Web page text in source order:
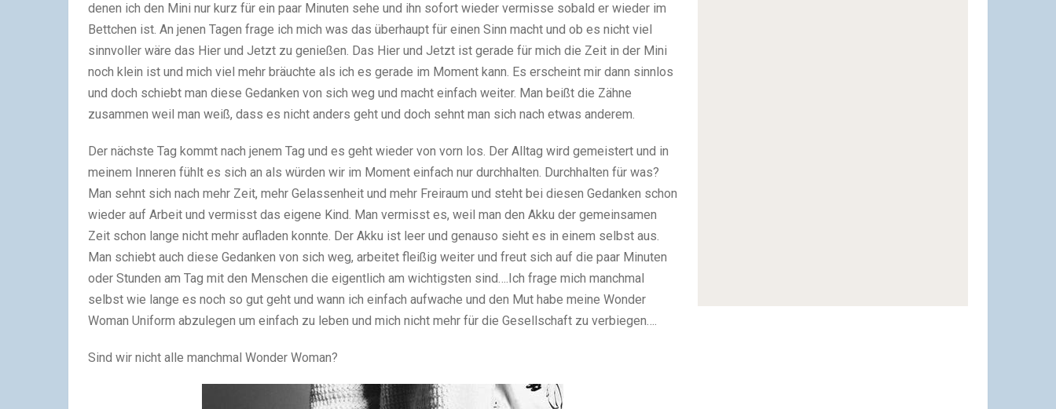
denen ich den Mini nur kurz für ein paar Minuten sehe und ihn sofort wieder vermisse sobald er wieder im
Bettchen ist. An jenen Tagen frage ich mich was das überhaupt für einen Sinn macht und ob es nicht viel
sinnvoller wäre das Hier und Jetzt zu genießen. Das Hier und Jetzt ist gerade für mich die Zeit in der Mini
noch klein ist und mich viel mehr bräuchte als ich es gerade im Moment kann. Es erscheint mir dann sinnlos
und doch schiebt man diese Gedanken von sich weg und macht einfach weiter. Man beißt die Zähne
zusammen weil man weiß, dass es nicht anders geht und doch sehnt man sich nach etwas anderem.
Der nächste Tag kommt nach jenem Tag und es geht wieder von vorn los. Der Alltag wird gemeistert und in
meinem Inneren fühlt es sich an als würden wir im Moment einfach nur durchhalten. Durchhalten für was?
Man sehnt sich nach mehr Zeit, mehr Gelassenheit und mehr Freiraum und steht bei diesen Gedanken schon
wieder auf Arbeit und vermisst das eigene Kind. Man vermisst es, weil man den Akku der gemeinsamen
Zeit schon lange nicht mehr aufladen konnte. Der Akku ist leer und genauso sieht es in einem selbst aus.
Man schiebt auch diese Gedanken von sich weg, arbeitet fleißig weiter und freut sich auf die paar Minuten
oder Stunden am Tag mit den Menschen die eigentlich am wichtigsten sind….Ich frage mich manchmal
selbst wie lange es noch so gut geht und wann ich einfach aufwache und den Mut habe meine Wonder
Woman Uniform abzulegen um einfach zu leben und mich nicht mehr für die Gesellschaft zu verbiegen….
Sind wir nicht alle manchmal Wonder Woman?